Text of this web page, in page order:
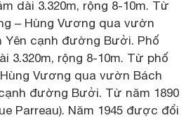
dài 3.320m, rộng 8-10m. Từ
– Hùng Vương qua vườn
Yên cạnh đường Bưởi. Phố
3.320m, rộng 8-10m. Từ phố
Vương qua vườn Bách
đường Bưởi. Từ năm 1890
Parreau). Năm 1945 được đổi